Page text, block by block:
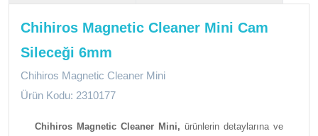
Chihiros Magnetic Cleaner Mini Cam
Sileceği 6mm
Chihiros Magnetic Cleaner Mini
Ürün Kodu: 2310177
Chihiros Magnetic Cleaner Mini, ürünlerin detaylarına ve